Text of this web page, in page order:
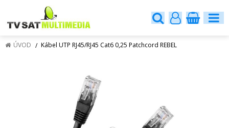
ÚVOD Kábel UTP RJ45/RJ45 Cat6 0,25 Patchcord REBEL